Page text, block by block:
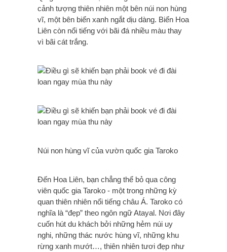
cảnh tượng thiên nhiên một bên núi non hùng
vĩ, một bên biển xanh ngắt dịu dàng. Biển Hoa
Liên còn nổi tiếng với bãi đá nhiều màu thay
vì bãi cát trắng.
Núi non hùng vĩ của vườn quốc gia Taroko
Đến Hoa Liên, bạn chẳng thể bỏ qua công
viên quốc gia Taroko - một trong những kỳ
quan thiên nhiên nổi tiếng châu Á. Taroko có
nghĩa là “đẹp” theo ngôn ngữ Atayal. Nơi đây
cuốn hút du khách bởi những hẻm núi uy
nghi, những thác nước hùng vĩ, những khu
rừng xanh mướt…, thiên nhiên tươi đẹp như